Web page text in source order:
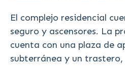
El complejo residencial
seguro y ascensores. La
cuenta con una plaza de
subterránea y un trastero,